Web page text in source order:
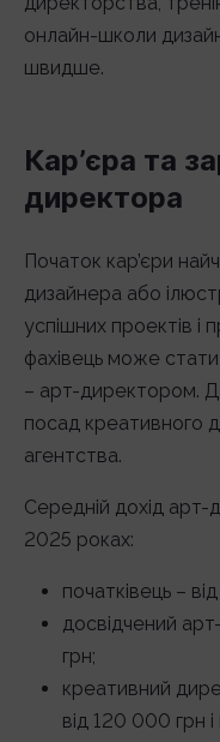
онлайн-школи
швидше.
Кар’єра та
директора
Початок кар’єри
дизайнера або
успішних проектів і
фахівець може
– арт-директором.
посад креативного
агентства.
Середній дохід арт-
2025 роках:
початківець –
досвідчений
грн;
креативний
від 120 000 грн